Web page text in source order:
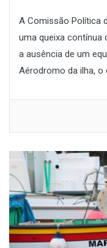
A Comissão Política
uma queixa contínua
a ausência de um
Aérodromo da ilha, o